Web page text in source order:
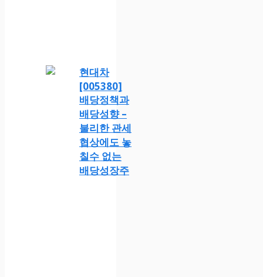
현대차
[005380]
배당정책과
배당성향 –
불리한 관세
협상에도 놓
칠수 없는
배당성장주